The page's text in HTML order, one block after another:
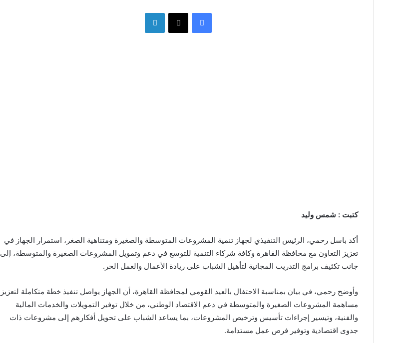
فيسبوك X
كتبت : شمس وليد
أكد باسل رحمي، الرئيس التنفيذي لجهاز تنمية المشروعات المتوسطة والصغيرة ومتناهية الصغر، استمرار الجهاز في
تعزيز التعاون مع محافظة القاهرة وكافة شركاء التنمية للتوسع في دعم وتمويل المشروعات الصغيرة والمتوسطة، إلى
جانب تكثيف برامج التدريب المجانية لتأهيل الشباب على ريادة الأعمال والعمل الحر.
وأوضح رحمي، في بيان بمناسبة الاحتفال بالعيد القومي لمحافظة القاهرة، أن الجهاز يواصل تنفيذ خطة متكاملة لتعزيز
مساهمة المشروعات الصغيرة والمتوسطة في دعم الاقتصاد الوطني، من خلال توفير التمويلات والخدمات المالية
والفنية، وتيسير إجراءات تأسيس وترخيص المشروعات، بما يساعد الشباب على تحويل أفكارهم إلى مشروعات ذات
جدوى اقتصادية وتوفير فرص عمل مستدامة.